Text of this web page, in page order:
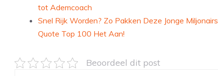
tot Ademcoach
Snel Rijk Worden? Zo Pakken Deze Jonge
Quote Top 100 Het Aan!
Beoordeel dit post